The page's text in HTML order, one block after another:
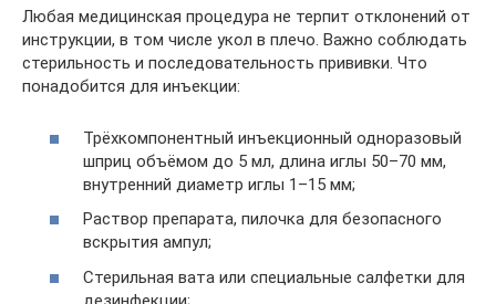
Любая медицинская процедура не терпит отклонений от
инструкции, в том числе укол в плечо. Важно соблюдать
стерильность и последовательность прививки. Что
понадобится для инъекции:
Трёхкомпонентный инъекционный одноразовый
шприц объёмом до 5 мл, длина иглы 50–70 мм,
внутренний диаметр иглы 1–15 мм;
Раствор препарата, пилочка для безопасного
вскрытия ампул;
Стерильная вата или специальные салфетки для